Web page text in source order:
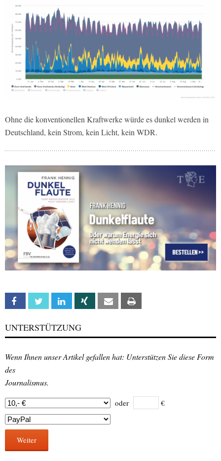
Ohne die konventionellen Kraftwerke würde es dunkel werden in
Deutschland, kein Strom, kein Licht, kein WDR.
Facebook Twitter Linkedin Xing Email
UNTERSTÜTZUNG
Wenn Ihnen unser Artikel gefallen hat: Unterstützen Sie diese Form
des
Journalismus.
oder €
Weiter